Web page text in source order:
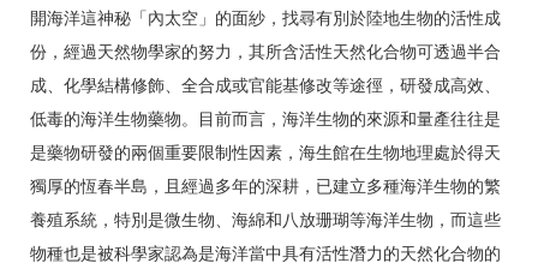
開海洋這神秘「內太空」的面紗，找尋有別於陸地生物的活性成
份，經過天然物學家的努力，其所含活性天然化合物可透過半合
成、化學結構修飾、全合成或官能基修改等途徑，研發成高效、
低毒的海洋生物藥物。目前而言，海洋生物的來源和量產往往是
是藥物研發的兩個重要限制性因素，海生館在生物地理處於得天
獨厚的恆春半島，且經過多年的深耕，已建立多種海洋生物的繁
養殖系統，特別是微生物、海綿和八放珊瑚等海洋生物，而這些
物種也是被科學家認為是海洋當中具有活性潛力的天然化合物的